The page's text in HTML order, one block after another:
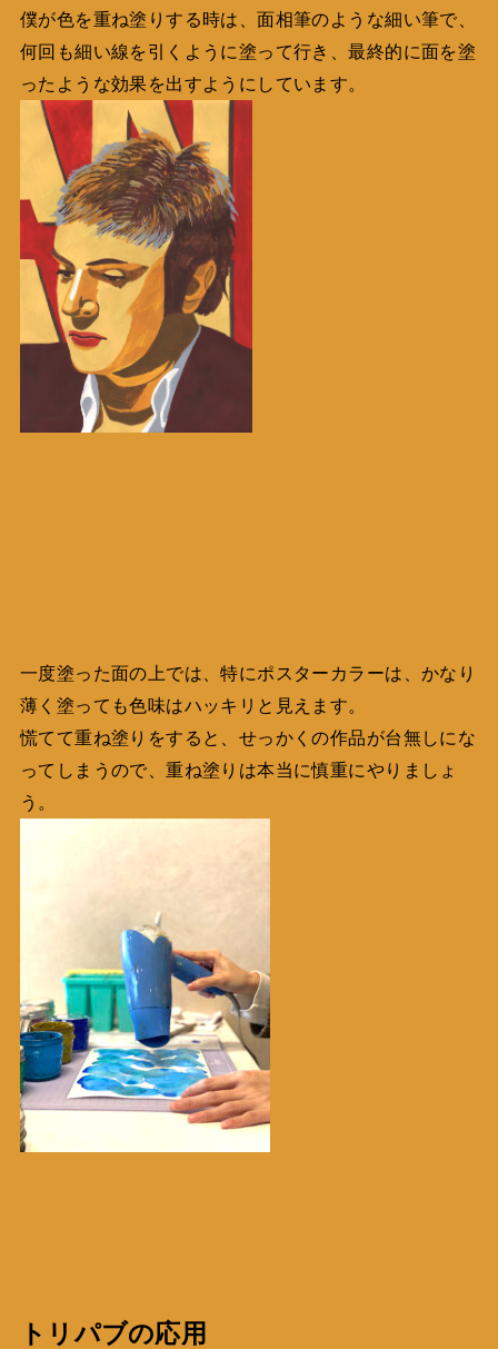
僕が色を重ね塗りする時は、面相筆のような細い筆で、
何回も細い線を引くように塗って行き、最終的に面を塗
ったような効果を出すようにしています。
一度塗った面の上では、特にポスターカラーは、かなり
薄く塗っても色味はハッキリと見えます。
慌てて重ね塗りをすると、せっかくの作品が台無しにな
ってしまうので、重ね塗りは本当に慎重にやりましょ
う。
トリパブの応用